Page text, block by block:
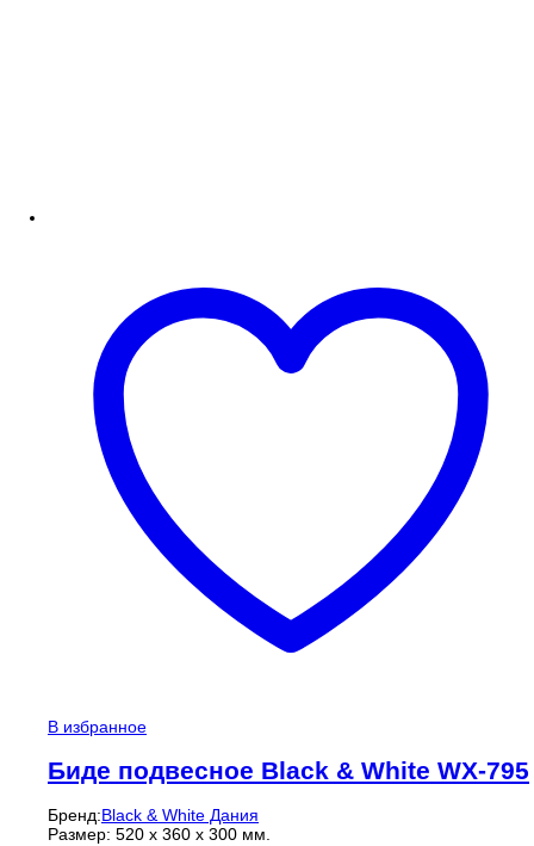
В избранное
Биде подвесное Black & White WX-795
Бренд:Black & White Дания
Размер: 520 x 360 x 300 мм.